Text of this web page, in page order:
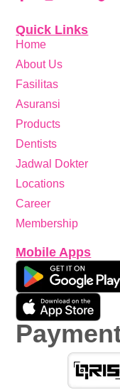
Quick Links
Home
About Us
Fasilitas
Asuransi
Products
Dentists
Jadwal Dokter
Locations
Career
Membership
Mobile Apps